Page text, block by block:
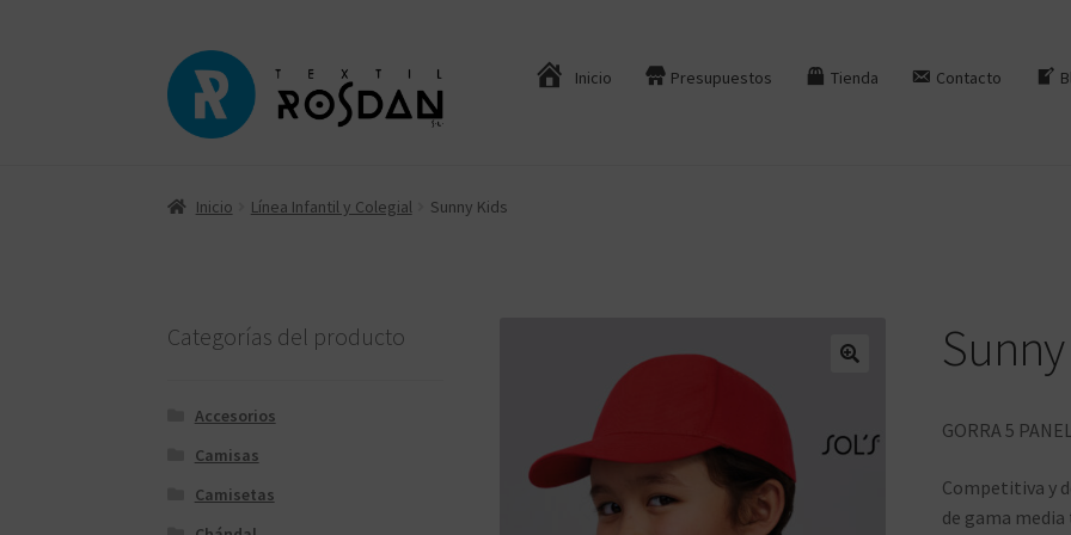
Ir
a
la
Ir
al
contenido
Inicio Presupuestos Tienda Contacto
Inicio Línea Infantil y Colegial Sunny Kids
GORRA 5
Competitiva y
de gama
Categorías del producto
Accesorios
Camisas
Camisetas